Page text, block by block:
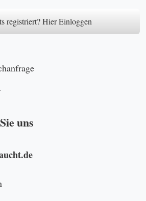
registriert? Hier Einloggen
uns